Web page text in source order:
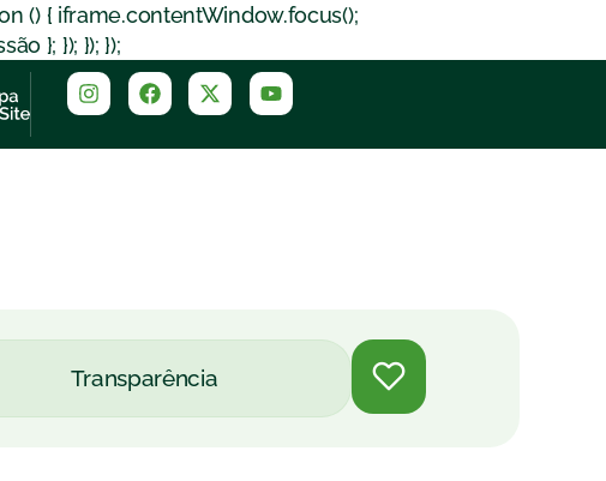
() { iframe.contentWindow.focus();
}; }); }); });
Transparência